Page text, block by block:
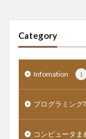
Category
Infomation 1
プログラミング
コンピュータま